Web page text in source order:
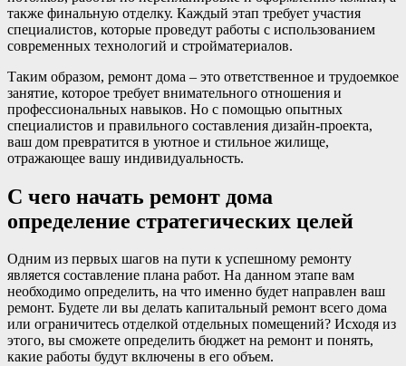
также финальную отделку. Каждый этап требует участия
специалистов, которые проведут работы с использованием
современных технологий и стройматериалов.
Таким образом, ремонт дома – это ответственное и трудоемкое
занятие, которое требует внимательного отношения и
профессиональных навыков. Но с помощью опытных
специалистов и правильного составления дизайн-проекта,
ваш дом превратится в уютное и стильное жилище,
отражающее вашу индивидуальность.
С чего начать ремонт дома
определение стратегических целей
Одним из первых шагов на пути к успешному ремонту
является составление плана работ. На данном этапе вам
необходимо определить, на что именно будет направлен ваш
ремонт. Будете ли вы делать капитальный ремонт всего дома
или ограничитеcь отделкой отдельных помещений? Исходя из
этого, вы сможете определить бюджет на ремонт и понять,
какие работы будут включены в его объем.